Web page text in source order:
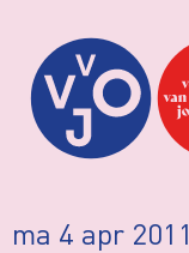
ma 4 apr 2011